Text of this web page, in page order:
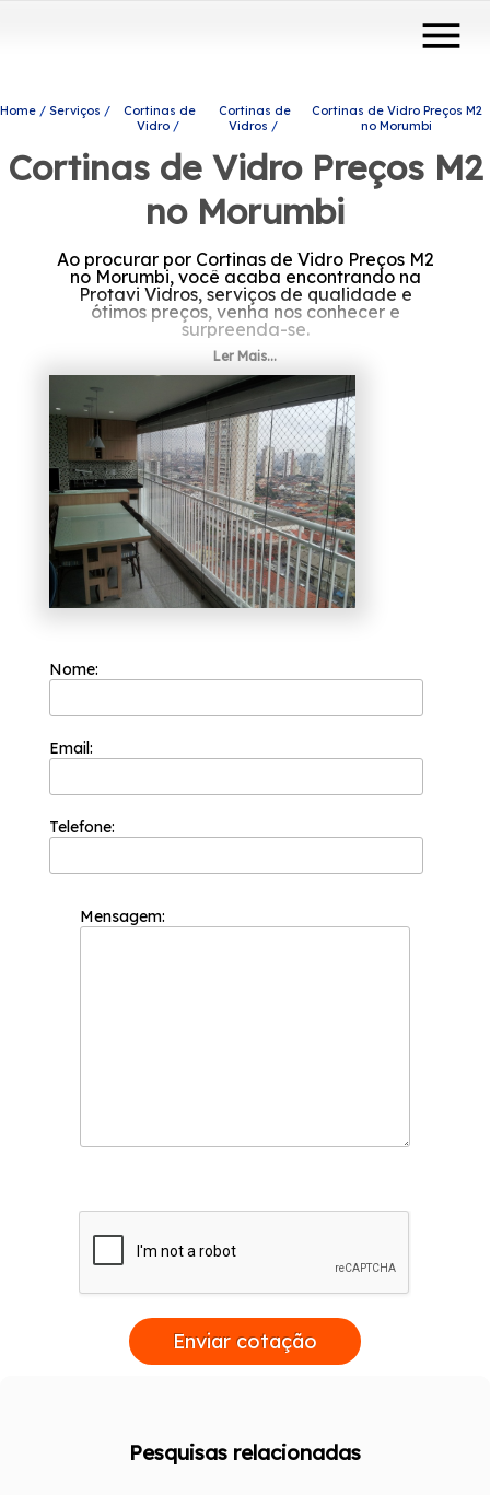
menu
Home Serviços
Cortinas de
Vidro
Cortinas de
Vidros
Cortinas de Vidro Preços M2
no Morumbi
Cortinas de Vidro Preços M2
no Morumbi
Ao procurar por Cortinas de Vidro Preços M2
no Morumbi, você acaba encontrando na
Protavi Vidros, serviços de qualidade e
ótimos preços, venha nos conhecer e
surpreenda-se.
Se está precisando de Cortinas de Vidro
Preços M2 no Morumbi, A Protavi Vidros atua
no ramo de engenharia de vidros e oferece
para seus clientes produtos e serviços como o
de portas de vidro, box para banheiros e
envidraçamento de sacadas. Conosco você
encontra profissionais especializados e
qualificados, entre em contato.
Ler Mais...
Nome:
Email:
Telefone:
Mensagem:
Enviar cotação
Pesquisas relacionadas